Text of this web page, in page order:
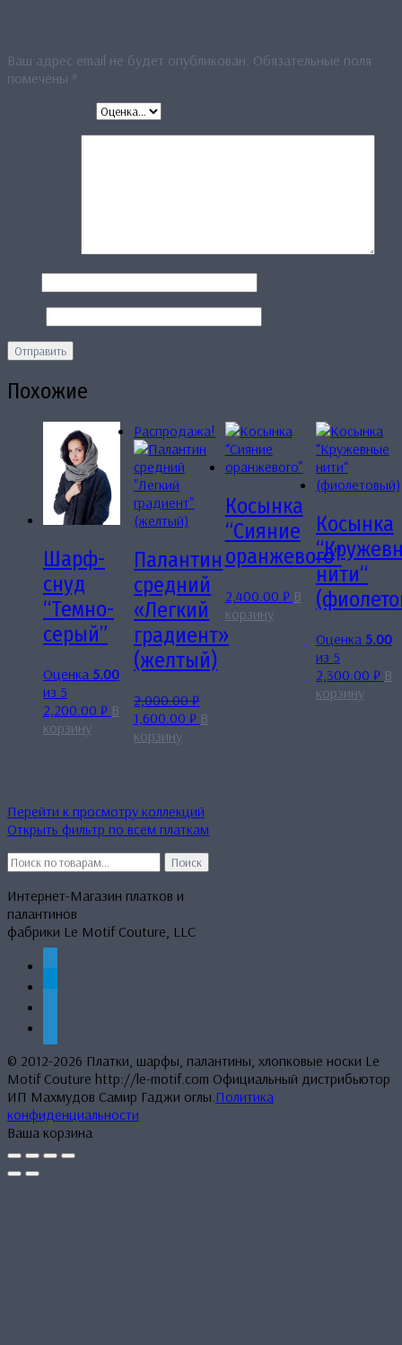
Ваш адрес email не будет опубликован. Обязательные поля
помечены *
Похожие
Шарф-
снуд
“Темно-
серый”
Оценка 5.00
из 5
2,200.00 ₽ В
корзину
Распродажа!
Палантин
средний
«Легкий
градиент»
(желтый)
2,000.00₽
Первоначальная
цена
1,600.00₽Текущая
В
корзину
Косынка
“Сияние
оранжевого”
2,400.00 ₽ В
корзину
Косынка
нити“
Оценка 5.00
из 5
2,300.00 ₽ В
корзину
Перейти к просмотру коллекций
Открыть фильтр по всем платкам
Искать:
Поиск
Интернет-Магазин платков и
палантинов
фабрики Le Motif Couture, LLC
© 2012-2026 Платки, шарфы, палантины, хлопковые носки Le
Motif Couture http://le-motif.com Официальный дистрибьютор
ИП Махмудов Самир Гаджи оглы. Политика
конфиденциальности
Ваша корзина